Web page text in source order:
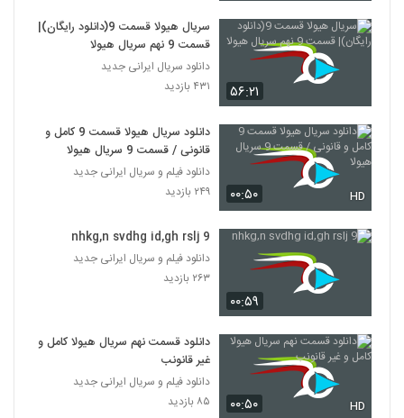
۵۶:۲۱
سریال هیولا قسمت 9(دانلود رایگان)|
قسمت 9 نهم سریال هیولا
دانلود سریال ایرانی جدید
۴۳۱ بازدید
۰۰:۵۰ HD
دانلود سریال هیولا قسمت 9 کامل و
قانونی / قسمت 9 سریال هیولا
دانلود فیلم و سریال ایرانی جدید
۲۴۹ بازدید
۰۰:۵۹
nhkg,n svdhg id,gh rslj 9
دانلود فیلم و سریال ایرانی جدید
۲۶۳ بازدید
۰۰:۵۰ HD
دانلود قسمت نهم سریال هیولا کامل و
غیر قانونب
دانلود فیلم و سریال ایرانی جدید
۸۵ بازدید